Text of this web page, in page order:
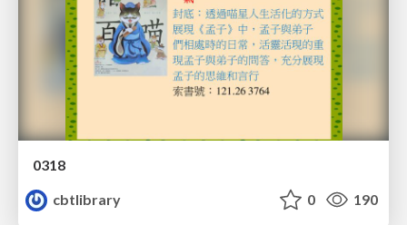
0318
cbtlibrary
0 190